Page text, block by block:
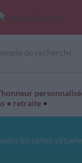
• retraite •
années de
les cartes